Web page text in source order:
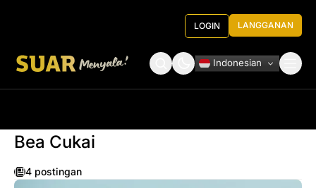
LOGIN LANGGANAN
Indonesian
Bea Cukai
4 postingan